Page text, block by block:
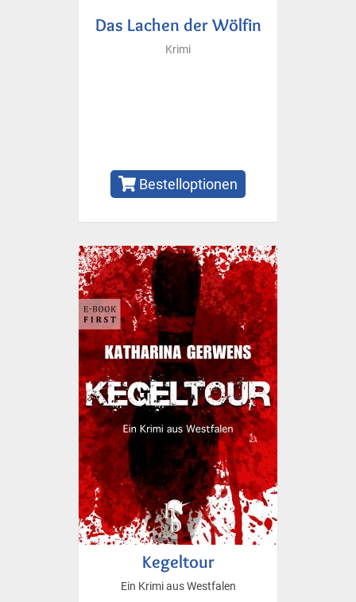
Das Lachen der Wölfin
Krimi
Bestelloptionen
Kegeltour
Ein Krimi aus Westfalen